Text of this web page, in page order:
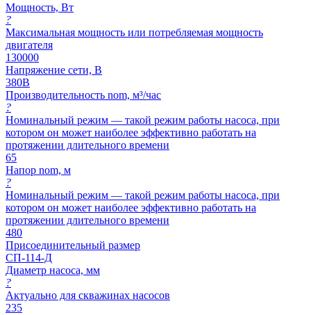
Мощность, Вт
?
Максимальная мощность или потребляемая мощность
двигателя
130000
Напряжение сети, В
380В
Производительность nom, м³/час
?
Номинальный режим — такой режим работы насоса, при
котором он может наиболее эффективно работать на
протяжении длительного времени
65
Напор nom, м
?
Номинальный режим — такой режим работы насоса, при
котором он может наиболее эффективно работать на
протяжении длительного времени
480
Присоединительный размер
СП-114-Д
Диаметр насоса, мм
?
Актуально для скважинах насосов
235